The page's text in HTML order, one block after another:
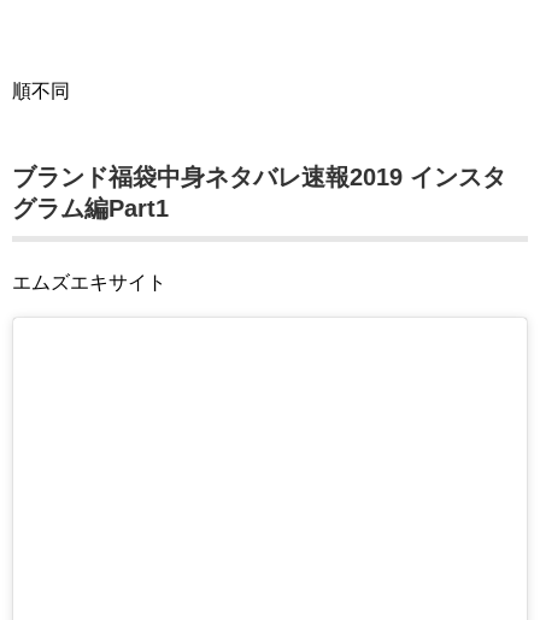
順不同
ブランド福袋中身ネタバレ速報2019 インスタ
グラム編Part1
エムズエキサイト